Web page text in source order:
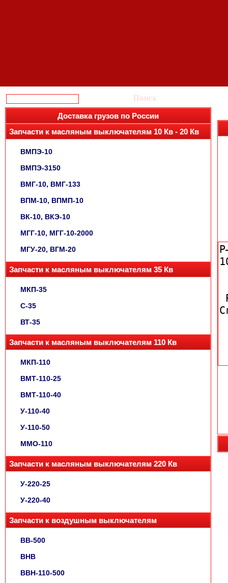
Поиск
Доставка грузов по России
Запчасти к масляным выключателям 10 Кв - 20 Кв
ВМПЭ-10
ВМПЭ-3150
ВМГ-10, ВМГ-133
ВПМ-10, ВПМП-10
ВК-10, ВКЭ-10
МГГ-10, МГГ-10-2000
МГУ-20, ВГМ-20
Запчасти к масляным выключателям 35 Кв
МКП-35
С-35
ВТ-35
Запчасти к масляным выключателям 110 Кв
МКП-110
ВМТ-110-25
ВМТ-110-40
У-110-40
У-110-50
ММО-110
Запчасти к масляным выключателям 220 Кв
У-220-25
У-220-40
Запчасти к воздушным выключателям
ВВ-500
ВНВ
ВВН-110-500